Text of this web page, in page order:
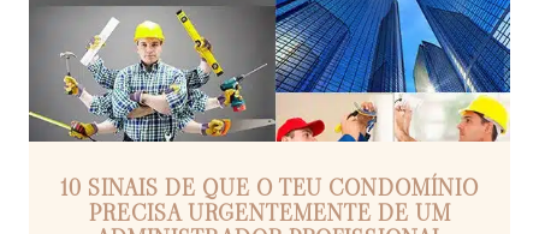
10 SINAIS DE QUE O TEU CONDOMÍNIO
PRECISA URGENTEMENTE DE UM